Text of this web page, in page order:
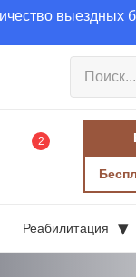
выездных
2
Реабилитация